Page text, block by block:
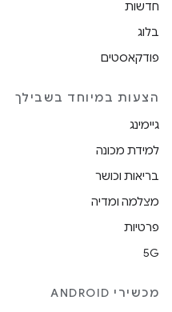
חדשות
בלוג
פודקאסטים
הצעות במיוחד בשבילך
גיימינג
למידת מכונה
בריאות וכושר
מצלמה ומדיה
פרטיות
5G
מכשירי ANDROID